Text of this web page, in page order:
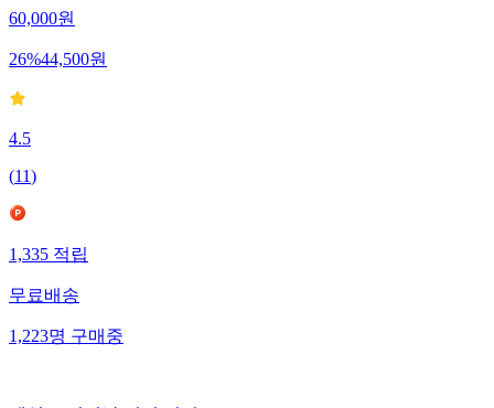
60,000원
26%44,500원
4.5
(11)
1,335적립
무료배송
1,223명구매중